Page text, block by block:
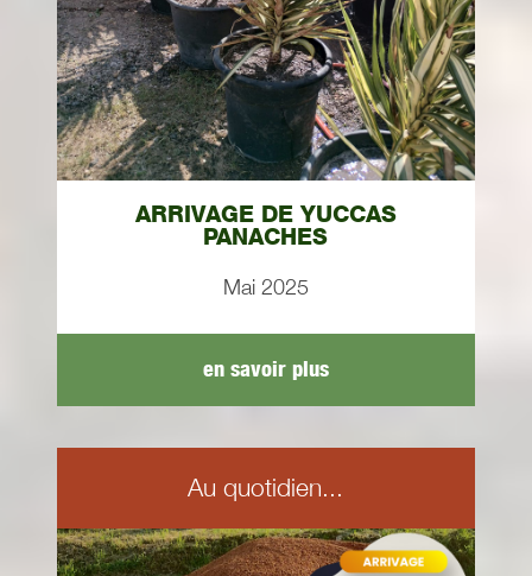
ARRIVAGE DE YUCCAS
PANACHES
Mai 2025
en savoir plus
Au quotidien...